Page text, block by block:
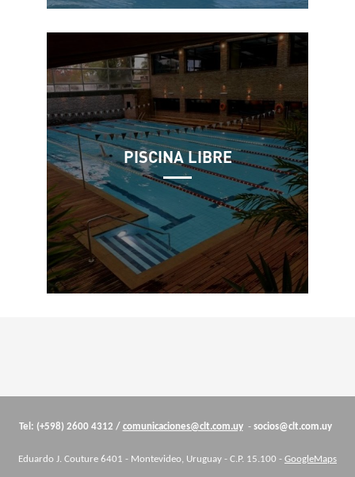
PISCINA LIBRE
Cuerpo
Tel: (+598) 2600 4312 / comunicaciones@clt.com.uy- socios@clt.com.uy
Eduardo J. Couture 6401 - Montevideo, Uruguay - C.P. 15.100 - GoogleMaps